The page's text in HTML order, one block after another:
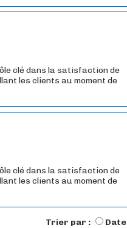
clé dans la satisfaction de
les clients au moment de
clé dans la satisfaction de
les clients au moment de
Trier par : Date